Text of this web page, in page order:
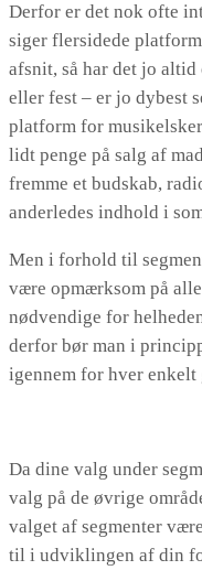
Derfor er det nok ofte
siger flersidede
afsnit, så har det jo
eller fest – er jo dybest
platform for
lidt penge på salg af
fremme et budskab,
anderledes indhold i
Men i forhold til
være opmærksom på
nødvendige for
derfor bør man i
igennem for hver enkelt
Da dine valg under
valg på de øvrige
valget af segmenter
til i udviklingen af din